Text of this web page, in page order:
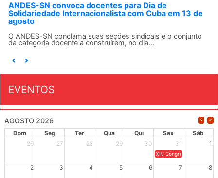
ANDES-SN convoca docentes para Dia de
Solidariedade Internacionalista com Cuba em 13 de
agosto
O ANDES-SN conclama suas seções sindicais e o conjunto
da categoria docente a construírem, no dia...
EVENTOS
AGOSTO 2026
Dom Seg Ter Qua Qui Sex
Sáb
26
27 28 29 30 31 1
XIV Congresso Brasileiro
2 3 4 5 6 7 8